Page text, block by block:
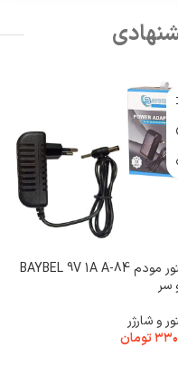
آداپتور مودم BAYBEL 9V 1A A-84
سر
و شارژر
تومان